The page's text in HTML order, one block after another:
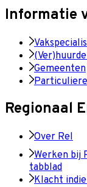
Informatie
Gemeenten
Regionaal
Over Rel
Werken bij
tabblad
Klacht